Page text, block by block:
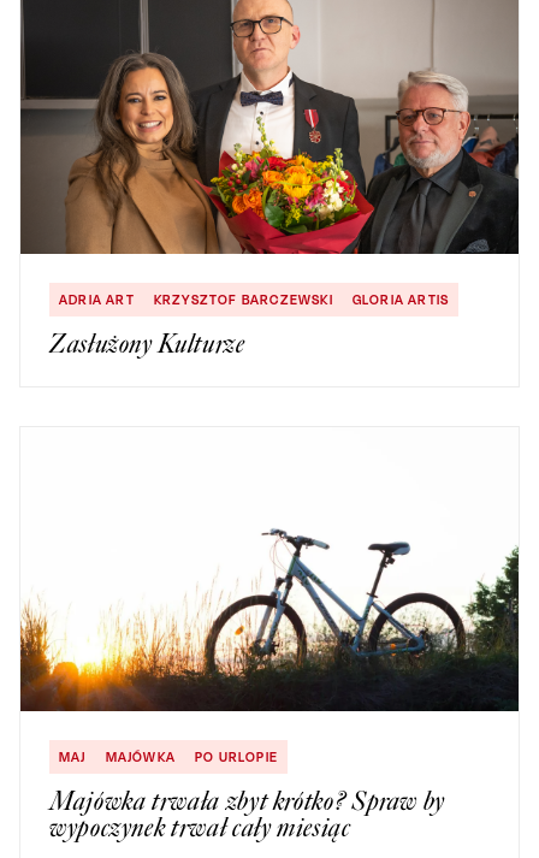
ADRIA ART KRZYSZTOF BARCZEWSKI GLORIA ARTIS
Zasłużony Kulturze
MAJ MAJÓWKA PO URLOPIE
Majówka trwała zbyt krótko? Spraw by
wypoczynek trwał cały miesiąc